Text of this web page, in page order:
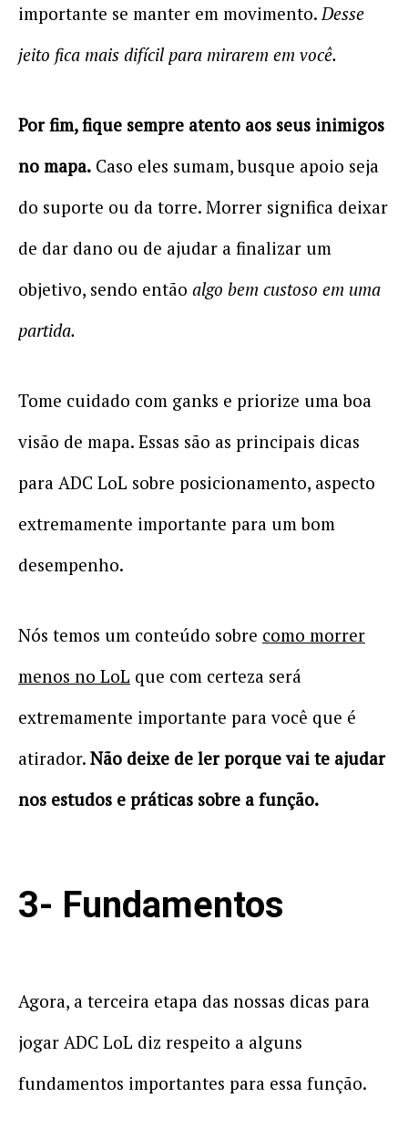
importante se manter em movimento. Desse
jeito fica mais difícil para mirarem em você.
Por fim, fique sempre atento aos seus inimigos
no mapa. Caso eles sumam, busque apoio seja
do suporte ou da torre. Morrer significa deixar
de dar dano ou de ajudar a finalizar um
objetivo, sendo então algo bem custoso em uma
partida.
Tome cuidado com ganks e priorize uma boa
visão de mapa. Essas são as principais dicas
para ADC LoL sobre posicionamento, aspecto
extremamente importante para um bom
desempenho.
Nós temos um conteúdo sobre como morrer
menos no LoL que com certeza será
extremamente importante para você que é
atirador. Não deixe de ler porque vai te ajudar
nos estudos e práticas sobre a função.
3- Fundamentos
Agora, a terceira etapa das nossas dicas para
jogar ADC LoL diz respeito a alguns
fundamentos importantes para essa função.